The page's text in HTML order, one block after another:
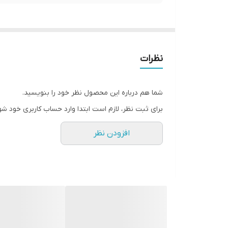
نظرات
شما هم درباره این محصول نظر خود را بنویسید.
برای ثبت نظر، لازم است ابتدا وارد حساب کاربری خود
افزودن نظر